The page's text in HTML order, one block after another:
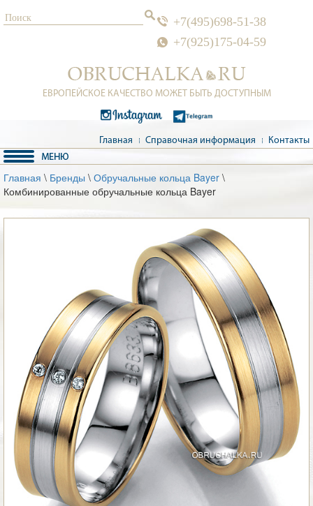
+7(495)698-51-38
+7(925)175-04-59
ЕВРОПЕЙСКОЕ КАЧЕСТВО МОЖЕТ БЫТЬ ДОСТУПНЫМ
Главная Справочная информация Контакты
Главная \ Бренды \ Обручальные кольца Bayer \
Комбинированные обручальные кольца Bayer